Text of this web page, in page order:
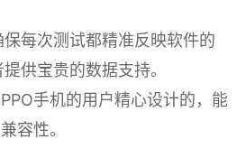
每次测试都精准反映软件的
供宝贵的数据支持。
手机的用户精心设计的，能
容性。